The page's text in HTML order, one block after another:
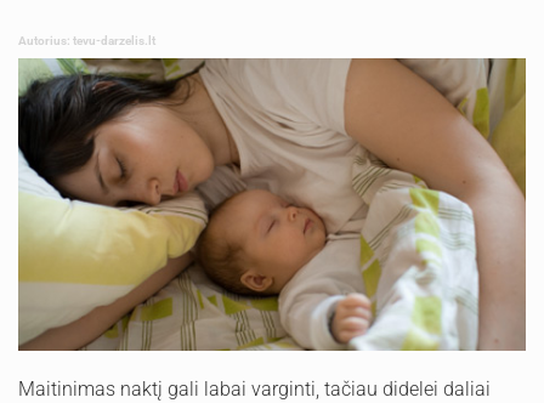
Autorius: tevu-darzelis.lt
Maitinimas naktį gali labai varginti, tačiau didelei daliai